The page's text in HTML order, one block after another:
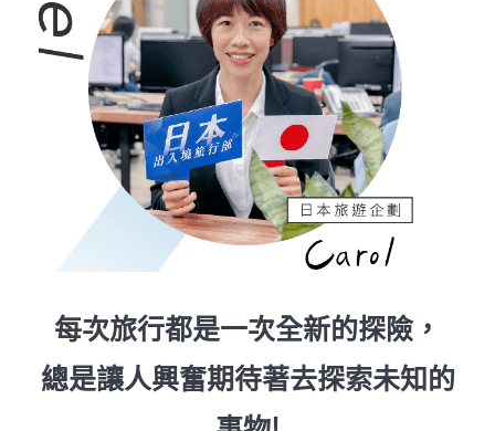
每次旅行都是一次全新的探險，
總是讓人興奮期待著去探索未知的